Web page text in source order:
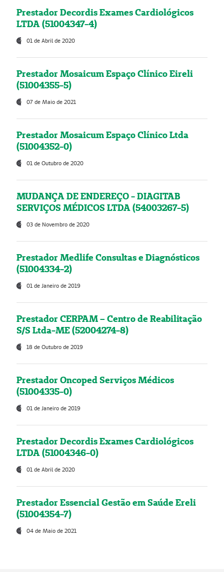
Prestador Decordis Exames Cardiológicos
LTDA (51004347-4)
01 de Abril de 2020
Prestador Mosaicum Espaço Clínico Eireli
(51004355-5)
07 de Maio de 2021
Prestador Mosaicum Espaço Clínico Ltda
(51004352-0)
01 de Outubro de 2020
MUDANÇA DE ENDEREÇO - DIAGITAB
SERVIÇOS MÉDICOS LTDA (54003267-5)
03 de Novembro de 2020
Prestador Medlife Consultas e Diagnósticos
(51004334-2)
01 de Janeiro de 2019
Prestador CERPAM – Centro de Reabilitação
S/S Ltda-ME (52004274-8)
18 de Outubro de 2019
Prestador Oncoped Serviços Médicos
(51004335-0)
01 de Janeiro de 2019
Prestador Decordis Exames Cardiológicos
LTDA (51004346-0)
01 de Abril de 2020
Prestador Essencial Gestão em Saúde Ereli
(51004354-7)
04 de Maio de 2021